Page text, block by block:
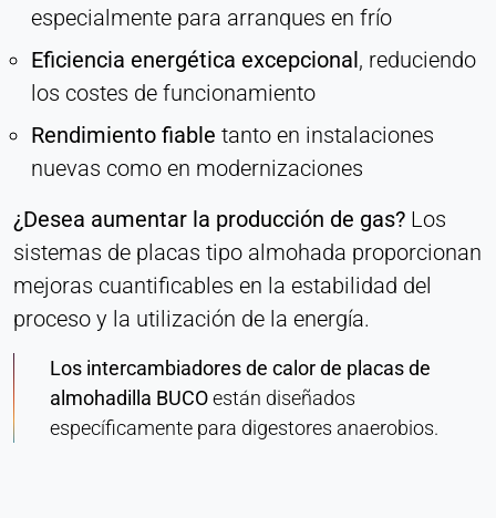
especialmente para arranques en frío
Eficiencia energética excepcional, reduciendo
los costes de funcionamiento
Rendimiento fiable tanto en instalaciones
nuevas como en modernizaciones
¿Desea aumentar la producción de gas? Los
sistemas de placas tipo almohada proporcionan
mejoras cuantificables en la estabilidad del
proceso y la utilización de la energía.
Los intercambiadores de calor de placas de
almohadilla BUCOestán diseñados
específicamente para digestores anaerobios.